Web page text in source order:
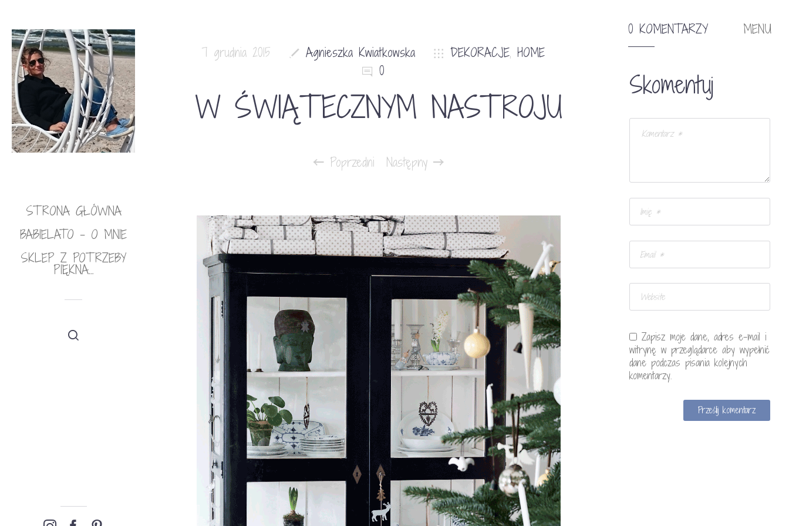
STRONA GŁÓWNA
BABIELATO – O MNIE
SKLEP Z POTRZEBY
PIĘKNA…
7 grudnia 2015 Agnieszka Kwiatkowska DEKORACJE, HOME
0
W ŚWIĄTECZNYM NASTROJU
Poprzedni Następny
0 KOMENTARZY MENU
Skomentuj
Zapisz moje dane, adres e-mail i
witrynę w przeglądarce aby wypełnić
dane podczas pisania kolejnych
komentarzy.